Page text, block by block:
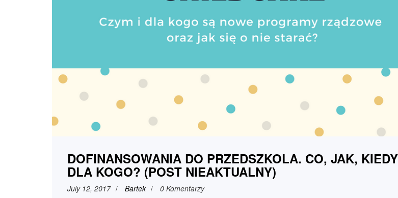
DOFINANSOWANIA DO PRZEDSZKOLA. CO, JAK,
DLA KOGO? (POST NIEAKTUALNY)
July 12, 2017 / Bartek / 0 Komentarzy